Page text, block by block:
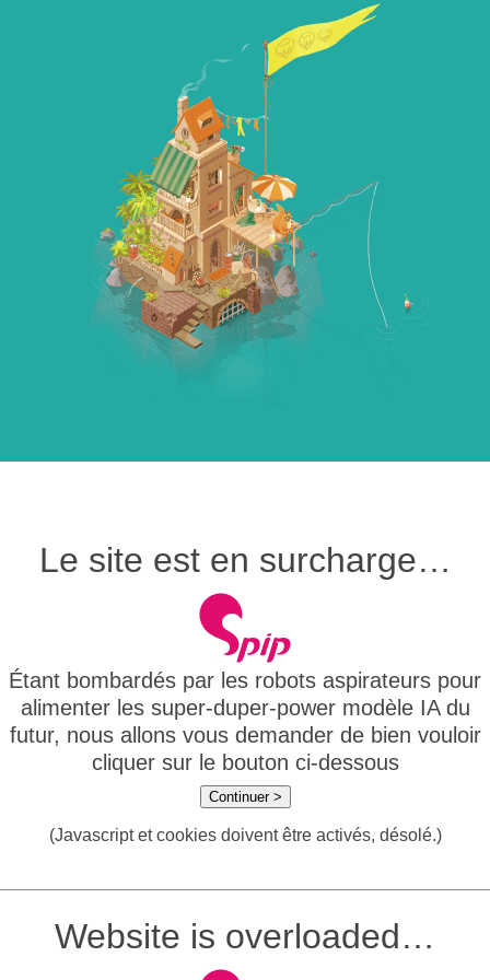
Le site est en surcharge…
Étant bombardés par les robots aspirateurs pour
alimenter les super-duper-power modèle IA du
futur, nous allons vous demander de bien vouloir
cliquer sur le bouton ci-dessous
Continuer >
(Javascript et cookies doivent être activés, désolé.)
Website is overloaded…